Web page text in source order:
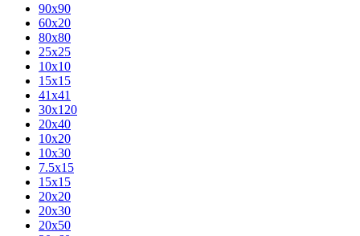
90х90
60х20
80х80
25x25
10х10
15х15
41х41
30х120
20х40
10х20
10х30
7.5х15
15х15
20х20
20х30
20х50